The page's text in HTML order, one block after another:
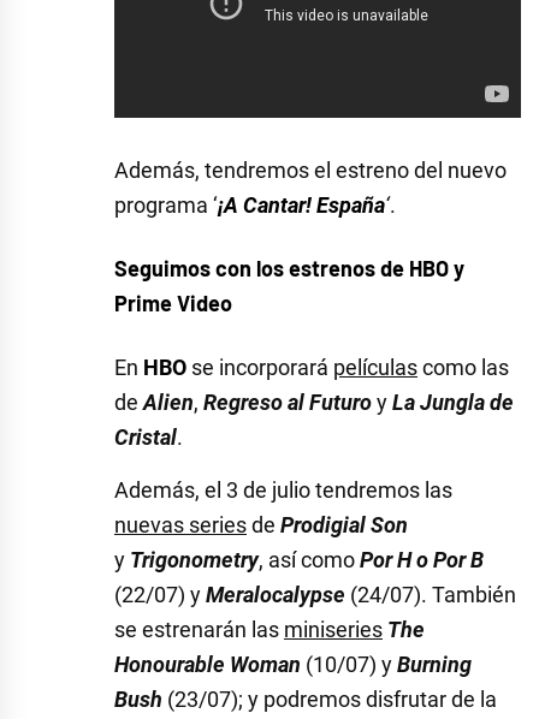
Además, tendremos el estreno del nuevo
programa ‘¡A Cantar! España‘.
Seguimos con los estrenos de HBO y
Prime Video
En HBO se incorporará películascomo las
deAlien, Regreso al FuturoyLa Jungla de
Cristal.
Además, el 3 de julio tendremos las
nuevas seriesde Prodigial Son
y Trigonometry, así comoPor H o Por B
(22/07) yMeralocalypse (24/07). También
se estrenarán las miniseries The
Honourable Woman (10/07) yBurning
Bush (23/07); y podremos disfrutar de la